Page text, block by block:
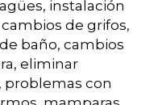
instalación
de grifos,
baño, cambios
eliminar
problemas con